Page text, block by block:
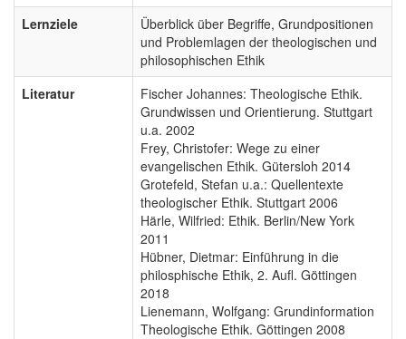
Lernziele
Überblick über Begriffe, Grundpositionen
und Problemlagen der theologischen und
philosophischen Ethik
Literatur
Fischer Johannes: Theologische Ethik.
Grundwissen und Orientierung. Stuttgart
u.a. 2002
Frey, Christofer: Wege zu einer
evangelischen Ethik. Gütersloh 2014
Grotefeld, Stefan u.a.: Quellentexte
theologischer Ethik. Stuttgart 2006
Härle, Wilfried: Ethik. Berlin/New York
2011
Hübner, Dietmar: Einführung in die
philosphische Ethik, 2. Aufl. Göttingen
2018
Lienemann, Wolfgang: Grundinformation
Theologische Ethik. Göttingen 2008